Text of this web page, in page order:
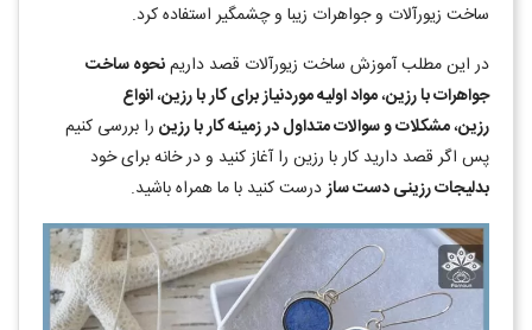
ساخت زیورآلات و جواهرات زیبا و چشمگیر استفاده کرد.
در این مطلب آموزش ساخت زیورآلات قصد داریمنحوه ساخت
جواهرات با رزین،مواد اولیه موردنیاز برای کار با رزین،انواع
رزین،مشکلات و سوالات متداول در زمینه کار با رزین را بررسی کنیم
پس اگر قصد دارید کار با رزین را آغاز کنید و در خانه برای خود
بدلیجات رزینی دست سازدرست کنید با ما همراه باشید.